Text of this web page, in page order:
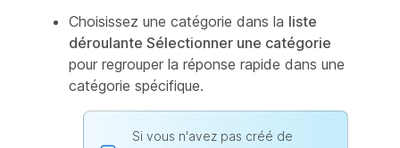
Choisissez une catégorie dans la liste
déroulante Sélectionner une catégorie
pour regrouper la réponse rapide dans une
catégorie spécifique.
Si vous n'avez pas créé de